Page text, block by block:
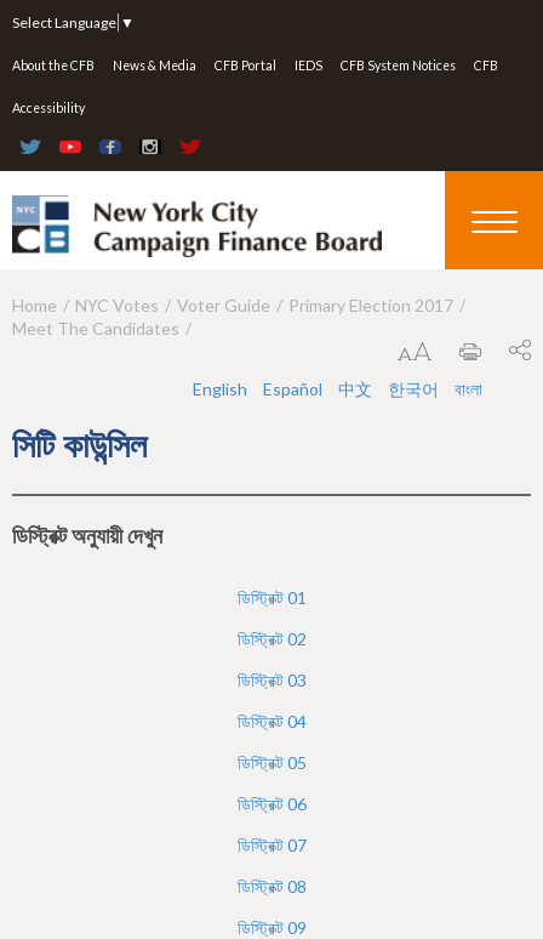
Select Language ▼
About the CFB News & Media CFB Portal IEDS CFB System Notices CFB
Accessibility
Y
a
h
Home NYC Votes Voter Guide
Primary Election 2017
Meet The Candidates
English Español 中文 한국어 বাংলা
সিটি কাউন্সিল
ডিস্ট্রিক্ট অনুযায়ী দেখুন
ডিস্ট্রিক্ট01
ডিস্ট্রিক্ট02
ডিস্ট্রিক্ট03
ডিস্ট্রিক্ট04
ডিস্ট্রিক্ট05
ডিস্ট্রিক্ট06
ডিস্ট্রিক্ট07
ডিস্ট্রিক্ট08
ডিস্ট্রিক্ট09